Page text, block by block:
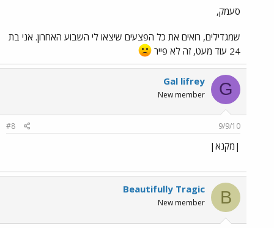
סעמק,
שמגדילים, רואים את כל הפצעים שיצאו לי השבוע האחרון. אני בת
24 עוד מעט, זה לא פייר
G
Gal lifrey
New member
9/9/10
#8
|מקנא|
B
Beautifully Tragic
New member